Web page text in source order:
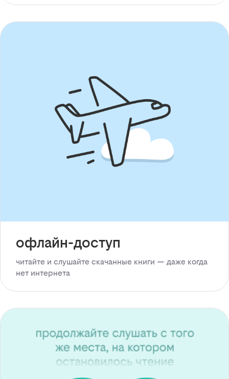
офлайн-доступ
читайте и слушайте скачанные книги — даже когда
нет интернета